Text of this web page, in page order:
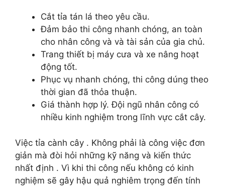
Cắt tỉa tán lá theo yêu cầu.
Đảm bảo thi công nhanh chóng, an toàn
cho nhân công và và tài sản của gia chủ.
Trang thiết bị máy cưa và xe nâng hoạt
động tốt.
Phục vụ nhanh chóng, thi công dúng theo
thời gian đã thỏa thuận.
Giá thành hợp lý. Đội ngũ nhân công có
nhiều kinh nghiệm trong lĩnh vực cắt cây.
Việc tỉa cành cây . Không phải là công việc đơn
giản mà đòi hỏi những kỹ năng và kiến thức
nhất định . Vì khi thi công nếu không có kinh
nghiệm sẽ gây hậu quả nghiêm trọng đến tính